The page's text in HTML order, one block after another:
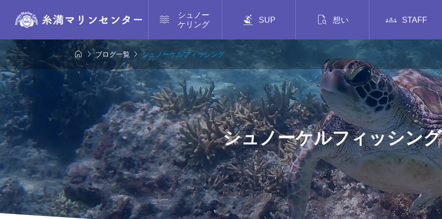

シュノー
ケリング
 SUP  想い  STAFF
ブログ一覧  シュノーケルフィッシング
シュノーケルフィッシング